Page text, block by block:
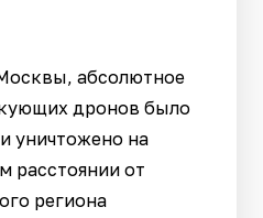
абсолютное
дронов было
уничтожено на
расстоянии от
региона